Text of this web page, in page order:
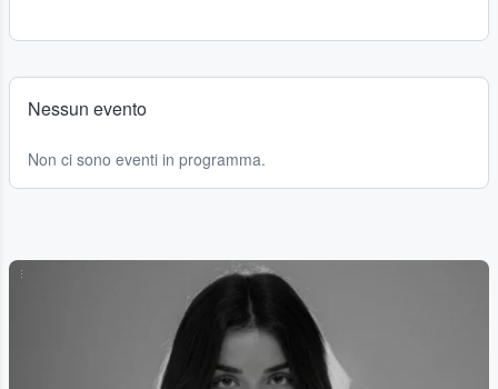
Nessun evento
Non ci sono eventi in programma.
...